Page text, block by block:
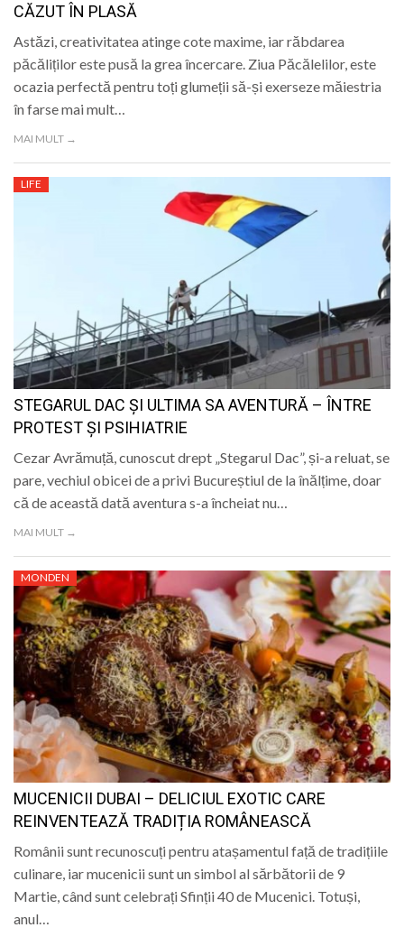
CĂZUT ÎN PLASĂ
Astăzi, creativitatea atinge cote maxime, iar răbdarea
păcăliților este pusă la grea încercare. Ziua Păcălelilor, este
ocazia perfectă pentru toți glumeții să-și exerseze măiestria
în farse mai mult…
MAI MULT →
LIFE
STEGARUL DAC ȘI ULTIMA SA AVENTURĂ – ÎNTRE
PROTEST ȘI PSIHIATRIE
Cezar Avrămuță, cunoscut drept „Stegarul Dac”, și-a reluat, se
pare, vechiul obicei de a privi Bucureștiul de la înălțime, doar
că de această dată aventura s-a încheiat nu…
MAI MULT →
MONDEN
MUCENICII DUBAI – DELICIUL EXOTIC CARE
REINVENTEAZĂ TRADIȚIA ROMÂNEASCĂ
Românii sunt recunoscuți pentru atașamentul față de tradițiile
culinare, iar mucenicii sunt un simbol al sărbătorii de 9
Martie, când sunt celebrați Sfinții 40 de Mucenici. Totuși,
anul…